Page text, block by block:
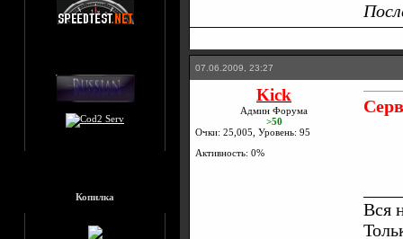
Копилка
07.06.2009, 23:27
Kick
Админ Форума
>50
Очки: 25,005, Уровень: 95
Активность: 0%
Вся